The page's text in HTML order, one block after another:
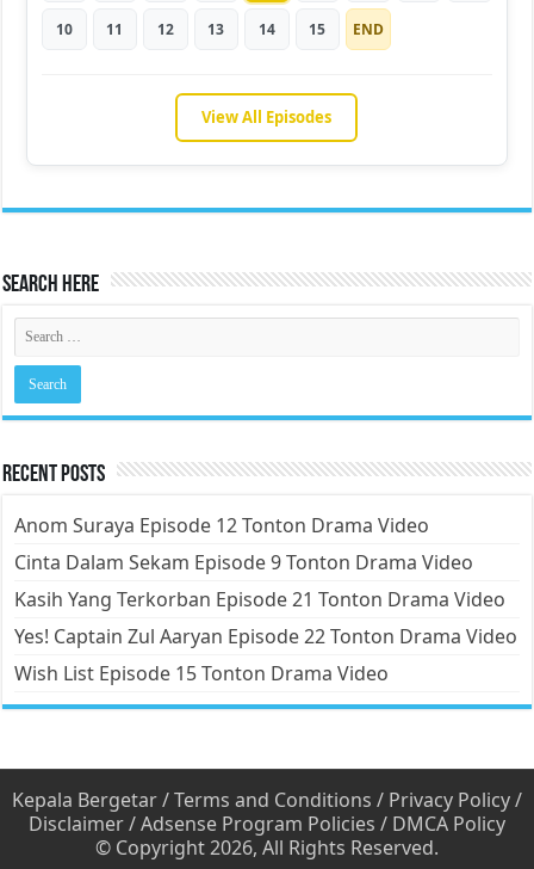
10 11 12 13 14 15 END
View All Episodes
Search Here
Recent Posts
Anom Suraya Episode 12 Tonton Drama Video
Cinta Dalam Sekam Episode 9 Tonton Drama Video
Kasih Yang Terkorban Episode 21 Tonton Drama Video
Yes! Captain Zul Aaryan Episode 22 Tonton Drama Video
Wish List Episode 15 Tonton Drama Video
Kepala Bergetar/Terms and Conditions / Privacy Policy/
Disclaimer/Adsense Program Policies / DMCA Policy
© Copyright 2026, All Rights Reserved.